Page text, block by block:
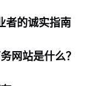
的诚实指南
网站是什么？